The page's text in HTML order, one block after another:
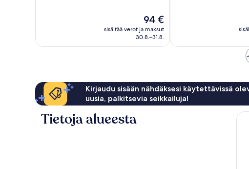
Hinta
on
94 €
94 €
sisältää verot ja maksut
30.8.–31.8.
Kirjaudu sisään nähdäksesi käytettävissä
uusia, palkitsevia seikkailuja!
Tietoja alueesta